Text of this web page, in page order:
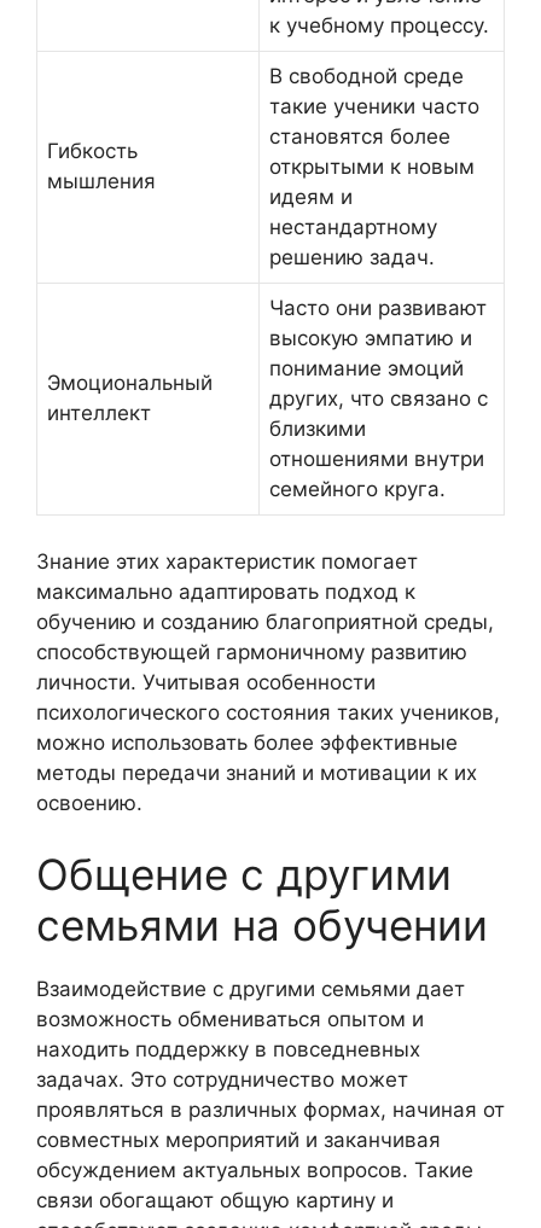
к учебному процессу.
Гибкость
мышления
В свободной среде
такие ученики часто
становятся более
открытыми к новым
идеям и
нестандартному
решению задач.
Эмоциональный
интеллект
Часто они развивают
высокую эмпатию и
понимание эмоций
других, что связано с
близкими
отношениями внутри
семейного круга.
Знание этих характеристик помогает
максимально адаптировать подход к
обучению и созданию благоприятной среды,
способствующей гармоничному развитию
личности. Учитывая особенности
психологического состояния таких учеников,
можно использовать более эффективные
методы передачи знаний и мотивации к их
освоению.
Общение с другими
семьями на обучении
Взаимодействие с другими семьями дает
возможность обмениваться опытом и
находить поддержку в повседневных
задачах. Это сотрудничество может
проявляться в различных формах, начиная от
совместных мероприятий и заканчивая
обсуждением актуальных вопросов. Такие
связи обогащают общую картину и